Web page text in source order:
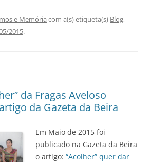
e Memória com a(s) etiqueta(s) Blog,
2015.
da Fragas Aveloso
da Gazeta da Beira
Em Maio de 2015 foi
publicado na Gazeta da Beira
o artigo: “Acolher” quer dar